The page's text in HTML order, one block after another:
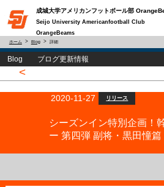
成城大学アメリカンフットボール部
Seijo University Americanfootball Club
OrangeBeams
ホーム Blog 詳細
Blog ブログ更新情報
<
2020-11-27 リリース
シーズンイン特別企画！
ー 第四弾 副将・黒田憧篇